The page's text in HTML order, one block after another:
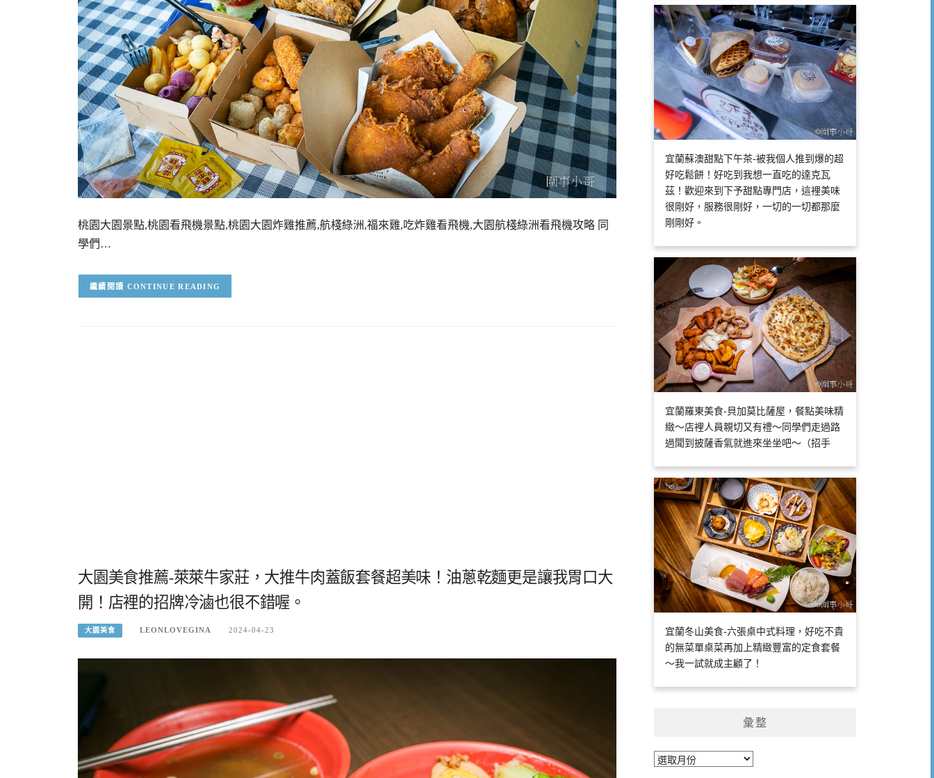
桃園大園景點,桃園看飛機景點,桃園大園炸雞推薦,航棧綠洲,福來雞,吃炸雞看飛機,大園航棧綠洲看飛機攻略 同
學們…
CONTINUE READING
大園美食推薦-萊萊牛家莊，大推牛肉蓋飯套餐超美味！油蔥乾麵更是讓我胃口大
開！店裡的招牌冷滷也很不錯喔。
大園美食 LEONLOVEGINA 2024-04-23
宜蘭蘇澳甜點下午茶-被我個人推到爆的超
好吃鬆餅！好吃到我想一直吃的達克瓦
茲！歡迎來到下予甜點專門店，這裡美味
很剛好，服務很剛好，一切的一切都那麼
剛剛好。
宜蘭羅東美食-貝加莫比薩屋，餐點美味精
緻～店裡人員親切又有禮～同學們走過路
過聞到披薩香氣就進來坐坐吧～（招手
宜蘭冬山美食-六張桌中式料理，好吃不貴
的無菜單桌菜再加上精緻豐富的定食套餐
～我一試就成主顧了！
彙整
彙